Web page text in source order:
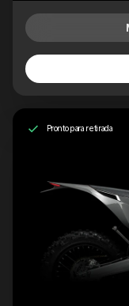
Pronto para retirada